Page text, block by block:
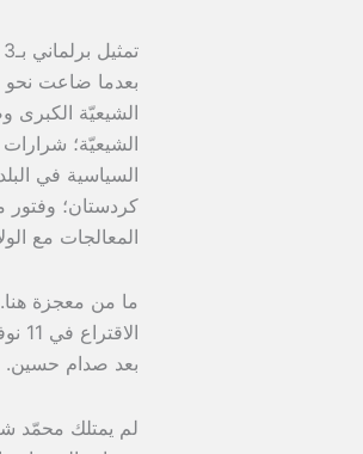
بعدما ضاعت نحو
الشيعيّة الكبرى
الشيعيّة؛
السياسية في
كردستان؛ وفتور
المعالجات مع
ما من معجزة هنا.
بعد صدام حسين.
لم يمتلك محمّد